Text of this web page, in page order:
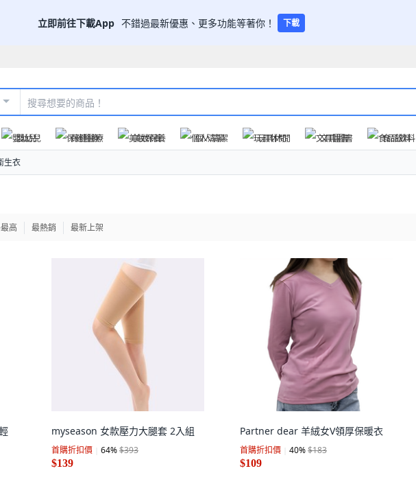
立即前往下載App 不錯過最新優惠、更多功能等著你！ 下載
嬰幼兒 保健醫療 美妝保養 個人清潔 玩具休閒 文具圖書 食品飲料
生衣
高 最熱銷 最新上架
myseason 女款壓力大腿套 2入組
首購折扣價 64%$393
$139
Partner dear 羊絨女V領厚保暖衣
首購折扣價 40%$183
$109